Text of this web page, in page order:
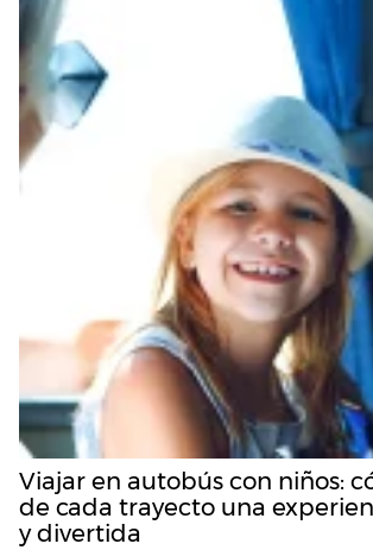
Viajar en autobús con niños:
de cada trayecto una
y divertida